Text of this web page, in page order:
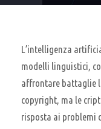
L’intelligenza
modelli linguistici,
affrontare battaglie
copyright, ma le
risposta ai problemi